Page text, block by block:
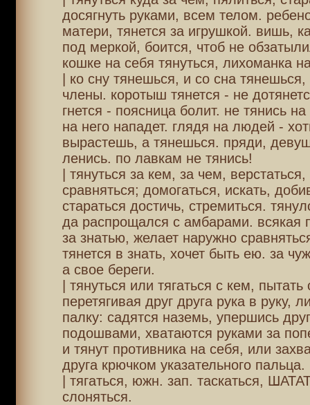
досягнуть руками, всем телом.
матери, тянется за игрушкой. вишь,
под меркой, боится, чтоб не
кошке на себя тянуться, лихоманка
| ко сну тянешься, и со сна
члены. коротыш тянется - не
гнется - поясница болит. не тянись на
на него нападет. глядя на людей -
вырастешь, а тянешься. пряди,
ленись. по лавкам не тянись!
| тянуться за кем, за чем,
сравняться; домогаться, искать,
стараться достичь, стремиться.
да распрощался с амбарами. всякая
за знатью, желает наружно
тянется в знать, хочет быть ею. за
а свое береги.
| тянуться или тягаться с кем,
перетягивая друг друга рука в руку,
палку: садятся наземь, упершись
подошвами, хватаются руками за
и тянут противника на себя, или
друга крючком указательного пальца.
| тягаться, южн. зап. таскаться,
слоняться.